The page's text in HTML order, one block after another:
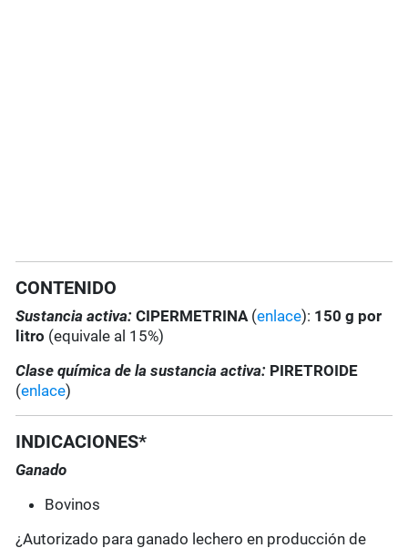
CONTENIDO
Sustancia activa:CIPERMETRINA (enlace): 150 g por
litro (equivale al 15%)
Clase química de la sustancia activa: PIRETROIDE
(enlace)
INDICACIONES*
Ganado
Bovinos
¿Autorizado para ganado lechero en producción de